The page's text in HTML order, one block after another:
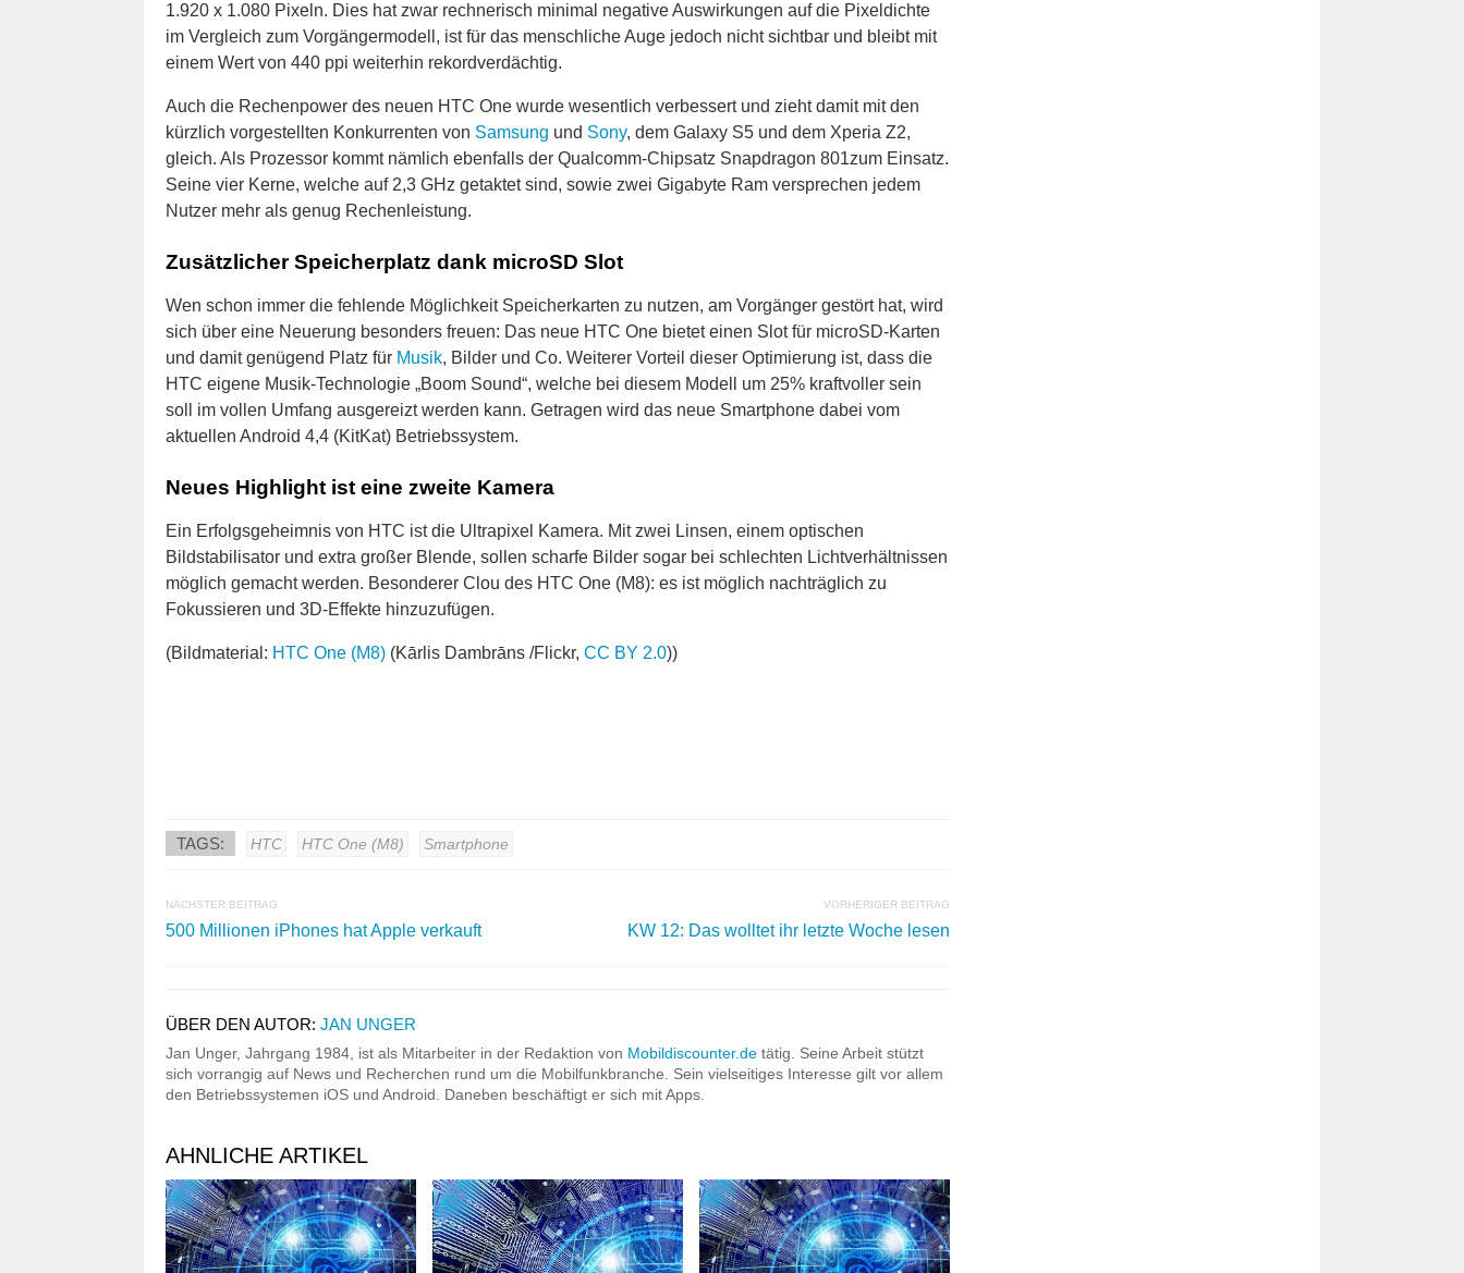
1.920 x 1.080 Pixeln. Dies hat zwar rechnerisch minimal negative Auswirkungen auf die Pixeldichte
im Vergleich zum Vorgängermodell, ist für das menschliche Auge jedoch nicht sichtbar und bleibt mit
einem Wert von 440 ppi weiterhin rekordverdächtig.
Auch die Rechenpower des neuen HTC One wurde wesentlich verbessert und zieht damit mit den
kürzlich vorgestellten Konkurrenten von Samsung und Sony, dem Galaxy S5 und dem Xperia Z2,
gleich. Als Prozessor kommt nämlich ebenfalls der Qualcomm-Chipsatz Snapdragon 801zum Einsatz.
Seine vier Kerne, welche auf 2,3 GHz getaktet sind, sowie zwei Gigabyte Ram versprechen jedem
Nutzer mehr als genug Rechenleistung.
Zusätzlicher Speicherplatz dank microSD Slot
Wen schon immer die fehlende Möglichkeit Speicherkarten zu nutzen, am Vorgänger gestört hat, wird
sich über eine Neuerung besonders freuen: Das neue HTC One bietet einen Slot für microSD-Karten
und damit genügend Platz für Musik, Bilder und Co. Weiterer Vorteil dieser Optimierung ist, dass die
HTC eigene Musik-Technologie „Boom Sound“, welche bei diesem Modell um 25% kraftvoller sein
soll im vollen Umfang ausgereizt werden kann. Getragen wird das neue Smartphone dabei vom
aktuellen Android 4,4 (KitKat) Betriebssystem.
Neues Highlight ist eine zweite Kamera
Ein Erfolgsgeheimnis von HTC ist die Ultrapixel Kamera. Mit zwei Linsen, einem optischen
Bildstabilisator und extra großer Blende, sollen scharfe Bilder sogar bei schlechten Lichtverhältnissen
möglich gemacht werden. Besonderer Clou des HTC One (M8): es ist möglich nachträglich zu
Fokussieren und 3D-Effekte hinzuzufügen.
(Bildmaterial: HTC One (M8) (Kārlis Dambrāns /Flickr, CC BY 2.0))
TAGS: HTC HTC One (M8) Smartphone
NÄCHSTER BEITRAG
500 Millionen iPhones hat Apple verkauft
VORHERIGER BEITRAG
KW 12: Das wolltet ihr letzte Woche lesen
ÜBER DEN AUTOR: JAN UNGER
Jan Unger, Jahrgang 1984, ist als Mitarbeiter in der Redaktion von Mobildiscounter.de tätig. Seine Arbeit stützt
sich vorrangig auf News und Recherchen rund um die Mobilfunkbranche. Sein vielseitiges Interesse gilt vor allem
den Betriebssystemen iOS und Android. Daneben beschäftigt er sich mit Apps.
AHNLICHE ARTIKEL